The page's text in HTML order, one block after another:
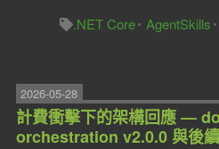
.NET Core
AgentSkills
2026-05-28
計費衝擊下的架構回應 —
orchestration v2.0.0 與後